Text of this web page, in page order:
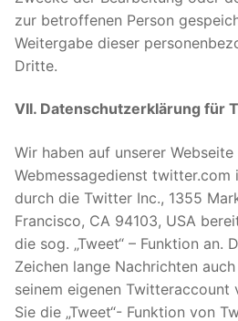
zur betroffenen Person
Weitergabe dieser
Dritte.
VII. Datenschutzerklärung für
Wir haben auf unserer Webseite
Webmessagedienst
durch die Twitter Inc., 1355
Francisco, CA 94103, USA
die sog. „Tweet“ – Funktion an.
Zeichen lange Nachrichten
seinem eigenen Twitteraccount
Sie die „Tweet“- Funktion von